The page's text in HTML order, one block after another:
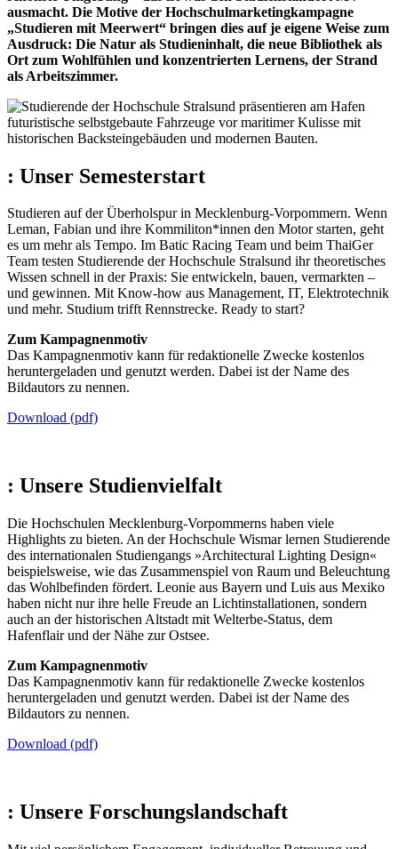
ausmacht. Die Motive der Hochschulmarketingkampagne
„Studieren mit Meerwert“ bringen dies auf je eigene Weise zum
Ausdruck: Die Natur als Studieninhalt, die neue Bibliothek als
Ort zum Wohlfühlen und konzentrierten Lernens, der Strand
als Arbeitszimmer.
: Unser Semesterstart
Studieren auf der Überholspur in Mecklenburg-Vorpommern. Wenn
Leman, Fabian und ihre Kommiliton*innen den Motor starten, geht
es um mehr als Tempo. Im Batic Racing Team und beim ThaiGer
Team testen Studierende der Hochschule Stralsund ihr theoretisches
Wissen schnell in der Praxis: Sie entwickeln, bauen, vermarkten –
und gewinnen. Mit Know-how aus Management, IT, Elektrotechnik
und mehr. Studium trifft Rennstrecke. Ready to start?
Zum Kampagnenmotiv
Das Kampagnenmotiv kann für redaktionelle Zwecke kostenlos
heruntergeladen und genutzt werden. Dabei ist der Name des
Bildautors zu nennen.
Download (pdf)
: Unsere Studienvielfalt
Die Hochschulen Mecklenburg-Vorpommerns haben viele
Highlights zu bieten. An der Hochschule Wismar lernen Studierende
des internationalen Studiengangs »Architectural Lighting Design«
beispielsweise, wie das Zusammenspiel von Raum und Beleuchtung
das Wohlbefinden fördert. Leonie aus Bayern und Luis aus Mexiko
haben nicht nur ihre helle Freude an Lichtinstallationen, sondern
auch an der historischen Altstadt mit Welterbe-Status, dem
Hafenflair und der Nähe zur Ostsee.
Zum Kampagnenmotiv
Das Kampagnenmotiv kann für redaktionelle Zwecke kostenlos
heruntergeladen und genutzt werden. Dabei ist der Name des
Bildautors zu nennen.
Download (pdf)
: Unsere Forschungslandschaft